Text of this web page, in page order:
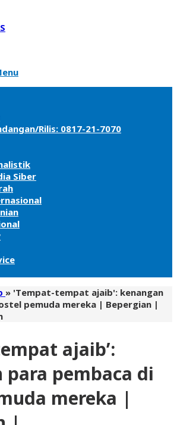
Rilis: 0817-21-7070
Siber
» 'Tempat-tempat ajaib': kenangan
pemuda mereka | Bepergian |
ajaib’:
para pembaca di
mereka |